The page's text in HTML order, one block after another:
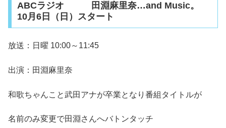
ABCラジオ 田淵麻里奈…and Music。
10月6日（日）スタート
放送：日曜 10:00～11:45
出演：田淵麻里奈
和歌ちゃんこと武田アナが卒業となり番組タイトルが
名前のみ変更で田淵さんへバトンタッチ